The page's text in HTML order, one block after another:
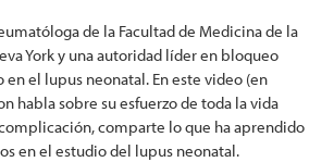
de la Facultad de Medicina de la
York y una autoridad líder en bloqueo
el lupus neonatal. En este video (en
habla sobre su esfuerzo de toda la vida
comparte lo que ha aprendido
en el estudio del lupus neonatal.